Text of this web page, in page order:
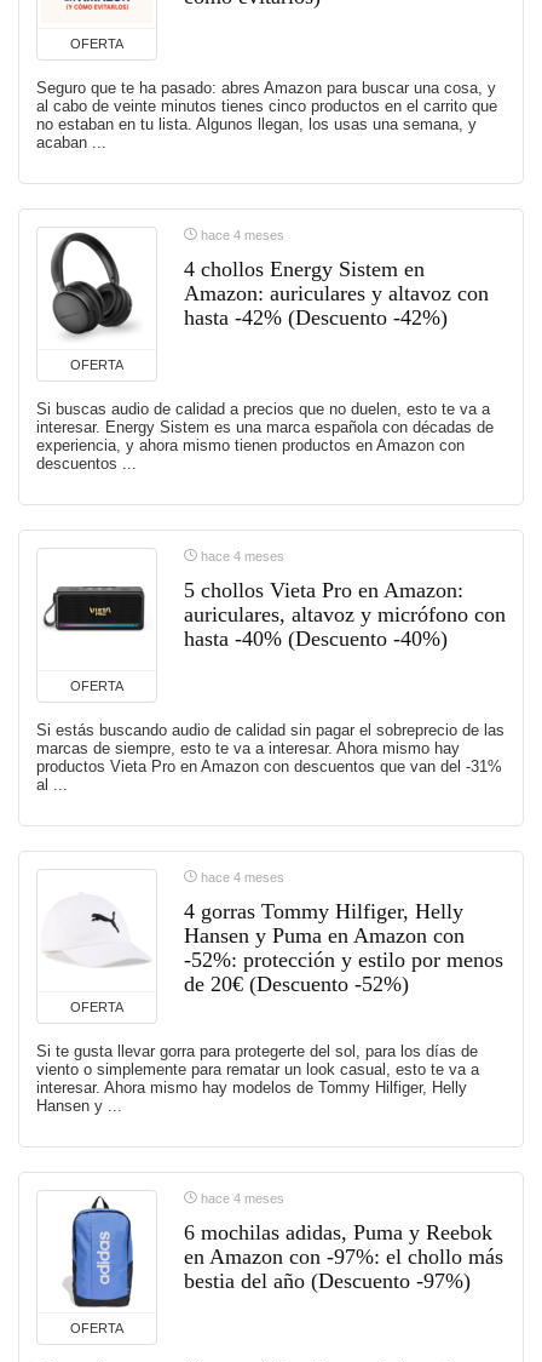
OFERTA
Seguro que te ha pasado: abres Amazon para buscar una cosa, y
al cabo de veinte minutos tienes cinco productos en el carrito que
no estaban en tu lista. Algunos llegan, los usas una semana, y
acaban ...
OFERTA
hace 4 meses
4 chollos Energy Sistem en
Amazon: auriculares y altavoz con
hasta -42% (Descuento -42%)
Si buscas audio de calidad a precios que no duelen, esto te va a
interesar. Energy Sistem es una marca española con décadas de
experiencia, y ahora mismo tienen productos en Amazon con
descuentos ...
OFERTA
hace 4 meses
5 chollos Vieta Pro en Amazon:
auriculares, altavoz y micrófono con
hasta -40% (Descuento -40%)
Si estás buscando audio de calidad sin pagar el sobreprecio de las
marcas de siempre, esto te va a interesar. Ahora mismo hay
productos Vieta Pro en Amazon con descuentos que van del -31%
al ...
OFERTA
hace 4 meses
4 gorras Tommy Hilfiger, Helly
Hansen y Puma en Amazon con
-52%: protección y estilo por menos
de 20€ (Descuento -52%)
Si te gusta llevar gorra para protegerte del sol, para los días de
viento o simplemente para rematar un look casual, esto te va a
interesar. Ahora mismo hay modelos de Tommy Hilfiger, Helly
Hansen y ...
OFERTA
hace 4 meses
6 mochilas adidas, Puma y Reebok
en Amazon con -97%: el chollo más
bestia del año (Descuento -97%)